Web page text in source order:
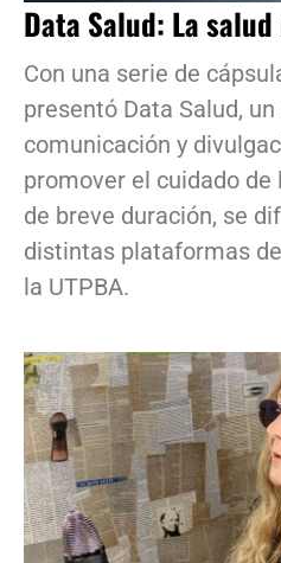
Data Salud: La
Con una serie de
presentó Data Salud,
comunicación y
promover el cuidado de
de breve duración, se
distintas plataformas de
la UTPBA.